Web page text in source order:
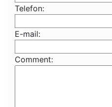
Telefon:
E-mail:
Comment: